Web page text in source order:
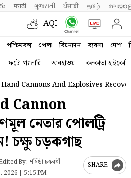
मराठी ગુજરાતી ਪੰਜਾਬੀ தமிழ்
AQI
পশ্চিমবঙ্গ খেলা বিনোদন ব্যবসা দেশ
ফটো গ্যালারি আবহাওয়া
কলকাতা হাইকোর্ট
Hand Cannons And Explosives
Cannon
নেতার পোলট্রি
চক্ষু চড়কগাছ
By: শর্মিষ্ঠা চক্রবর্তী
2026 | 5:15 PM
SHARE